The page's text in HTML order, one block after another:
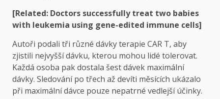
[Related: Doctors successfully treat two babies
with leukemia using gene-edited immune cells]
Autoři podali tři různé dávky terapie CAR T, aby
zjistili nejvyšší dávku, kterou mohou lidé tolerovat.
Každá osoba pak dostala šest dávek maximální
dávky. Sledování po třech až devíti měsících ukázalo
při maximální dávce pouze nepatrné vedlejší účinky.